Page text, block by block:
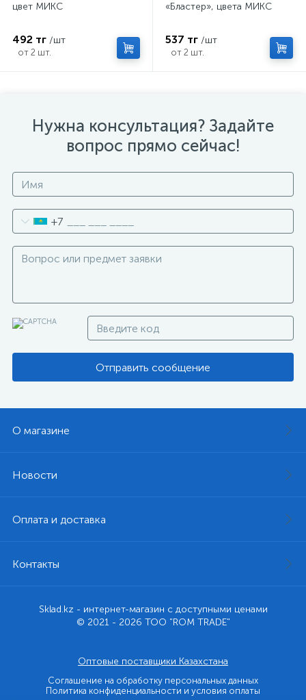
цвет МИКС
492 тг /шт
от 2 шт.
«Бластер», цвета МИКС
537 тг /шт
от 2 шт.
Нужна консультация? Задайте
вопрос прямо сейчас!
+7
Отправить сообщение
О магазине
Новости
Оплата и доставка
Контакты
Sklad.kz - интернет-магазин с доступными ценами
© 2021 - 2026 ТОО "ROM TRADE"
Оптовые поставщики Казахстана
Соглашение на обработку персональных данных
Политика конфиденциальности и условия оплаты